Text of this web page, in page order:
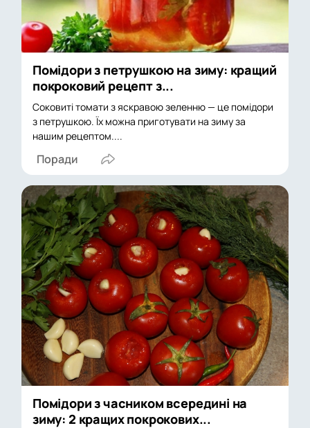
Помідори з петрушкою на зиму: кращий
покроковий рецепт з...
Соковиті томати з яскравою зеленню — це помідори
з петрушкою. Їх можна приготувати на зиму за
нашим рецептом....
Поради
Помідори з часником всередині на
зиму: 2 кращих покрокових...